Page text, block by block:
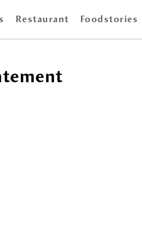
Restaurant Foodstories